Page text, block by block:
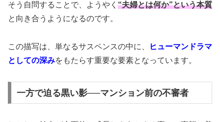
そう自問することで、ようやく “夫婦とは何か”という本質
と向き合うようになるのです。
この描写は、単なるサスペンスの中に、
ヒューマンドラマ
としての深みをもたらす重要な要素となっています。
一方で迫る黒い影──マンション前の不審者